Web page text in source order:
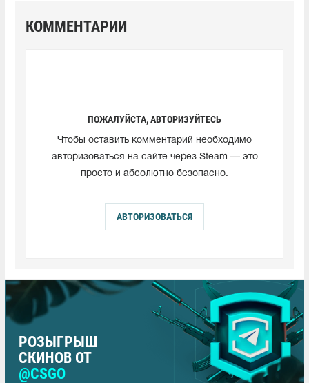
КОММЕНТАРИИ
ПОЖАЛУЙСТА, АВТОРИЗУЙТЕСЬ
Чтобы оставить комментарий необходимо
авторизоваться на сайте через Steam — это
просто и абсолютно безопасно.
АВТОРИЗОВАТЬСЯ
РОЗЫГРЫШ
СКИНОВ ОТ
@CSGO